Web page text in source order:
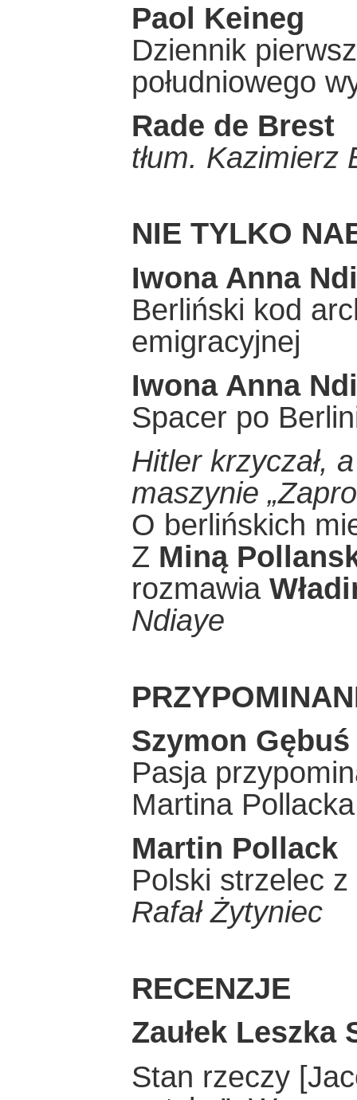
Paol Keineg
Dziennik
południowego
Rade de Brest
tłum. Kazimierz
NIE TYLKO
Iwona Anna
Berliński kod
emigracyjnej
Iwona Anna
Spacer po
Hitler krzyczał,
maszynie
O berlińskich
Z Miną
rozmawia
Ndiaye
Szymon Gębuś
Pasja
Martina Pollacka
Martin Pollack
Polski strzelec
Rafał Żytyniec
RECENZJE
Zaułek Leszka
Stan rzeczy